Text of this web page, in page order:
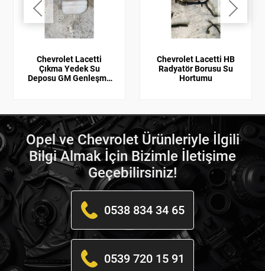
Chevrolet Lacetti
Çıkma Yedek Su
Deposu GM Genleşme
Chevrolet Lacetti HB
Radyatör Borusu Su
Hortumu
Opel ve Chevrolet Ürünleriyle İlgili
Bilgi Almak İçin Bizimle İletişime
Geçebilirsiniz!
0538 834 34 65
0539 720 15 91